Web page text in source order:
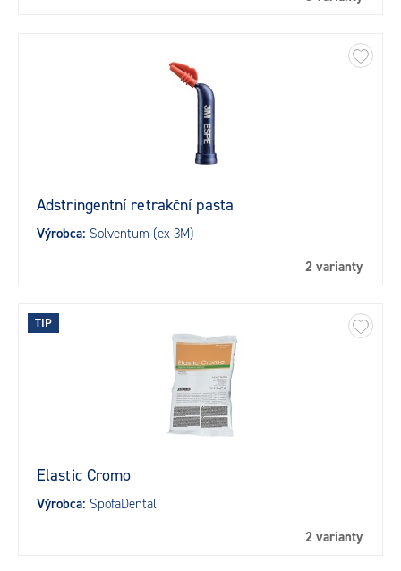
Adstringentní retrakční pasta
Výrobca: Solventum (ex 3M)
2 varianty
TIP
Elastic Cromo
Výrobca: SpofaDental
2 varianty